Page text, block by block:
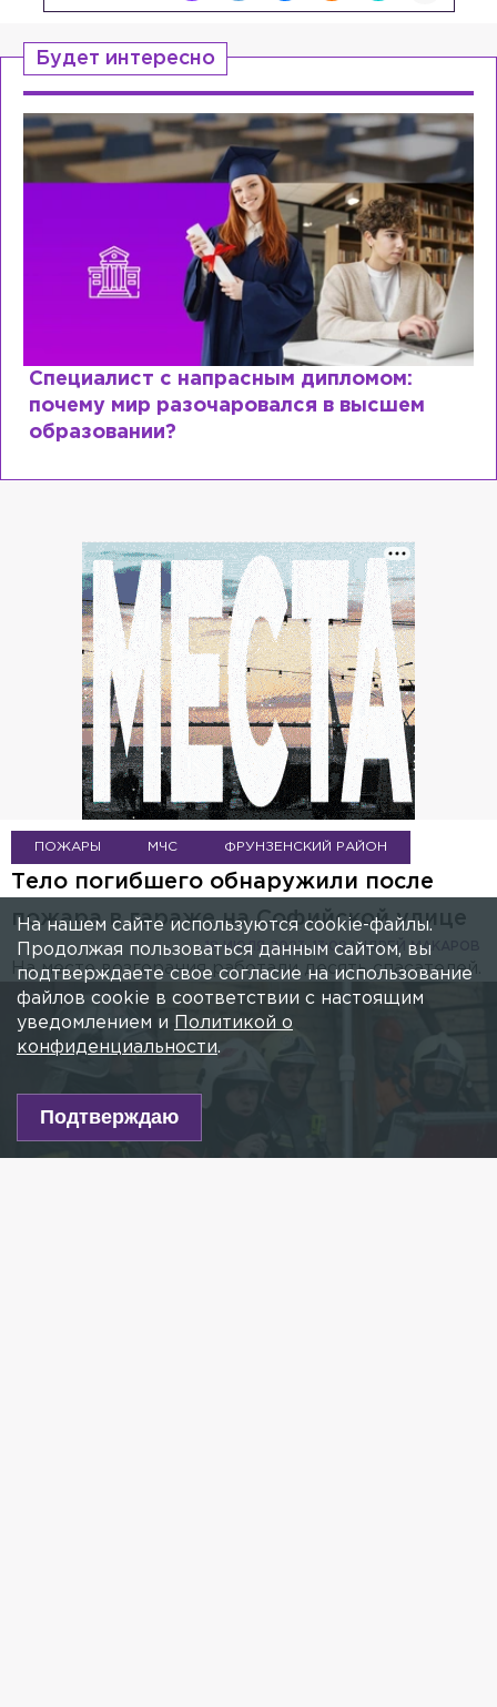
Будет интересно
Специалист с напрасным дипломом:
почему мир разочаровался в высшем
образовании?
ПОЖАРЫ МЧС ФРУНЗЕНСКИЙ РАЙОН
Тело погибшего обнаружили после
пожара в гараже на Софийской улице
АНДРЕЙ МАКАРОВ
18 ИЮЛЯ 2023, 13:08
На месте возгорания работали десять спасателей.
На нашем сайте используются cookie-файлы.
Продолжая пользоваться данным сайтом, вы
подтверждаете свое согласие на использование
файлов cookie в соответствии с настоящим
уведомлением и
Политикой о
конфиденциальности.
Подтверждаю